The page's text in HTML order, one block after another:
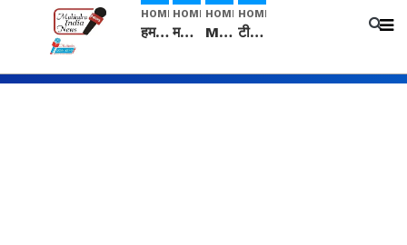
HOME
हम सनातनी..." सांसद kangana Ranaut से क्या बोली लड़की? Viral Jantar-Mantar | CJP protest
HOME
मनीषा हत्याकांड: हत्या, आत्महत्या या कोई बड़ा राज? | Full Story | Josh Haryana
HOME
Mangalsutra: हिंदू धर्म में शादी के बाद मंगलसूत्र क्यों पहनती है महिलाएं, किसने शुरु की ये परंपरा
HOME
टीम बीकेई ने एग्रीकल्चर ग्रेड की यूरिया खाद गट्टों में बदलकर टेक्निकल ग्रेड में बेचने वालों पर करवाई कार्रवाई: लखविंदर सिंह औलख